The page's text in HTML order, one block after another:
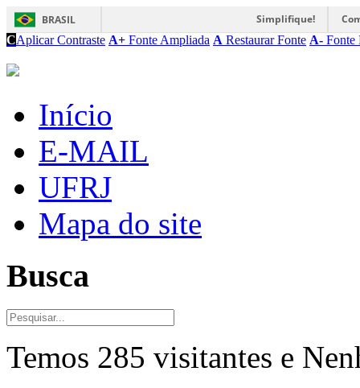
BRASIL Simplifique!
CAplicar Contraste A+ Fonte Ampliada A Restaurar Fonte A- Fonte
Início
E-MAIL
UFRJ
Mapa do site
Busca
Temos 285 visitantes e